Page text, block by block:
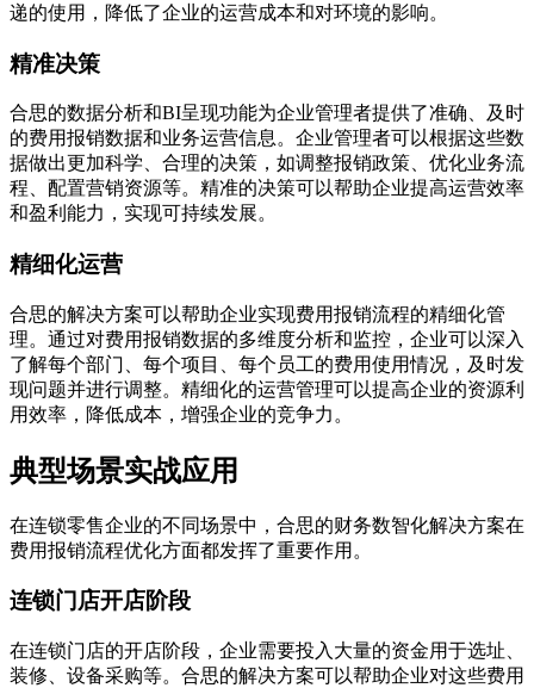
递的使用，降低了企业的运营成本和对环境的影响。
精准决策
合思的数据分析和BI呈现功能为企业管理者提供了准确、及时
的费用报销数据和业务运营信息。企业管理者可以根据这些数
据做出更加科学、合理的决策，如调整报销政策、优化业务流
程、配置营销资源等。精准的决策可以帮助企业提高运营效率
和盈利能力，实现可持续发展。
精细化运营
合思的解决方案可以帮助企业实现费用报销流程的精细化管
理。通过对费用报销数据的多维度分析和监控，企业可以深入
了解每个部门、每个项目、每个员工的费用使用情况，及时发
现问题并进行调整。精细化的运营管理可以提高企业的资源利
用效率，降低成本，增强企业的竞争力。
典型场景实战应用
在连锁零售企业的不同场景中，合思的财务数智化解决方案在
费用报销流程优化方面都发挥了重要作用。
连锁门店开店阶段
在连锁门店的开店阶段，企业需要投入大量的资金用于选址、
装修、设备采购等。合思的解决方案可以帮助企业对这些费用